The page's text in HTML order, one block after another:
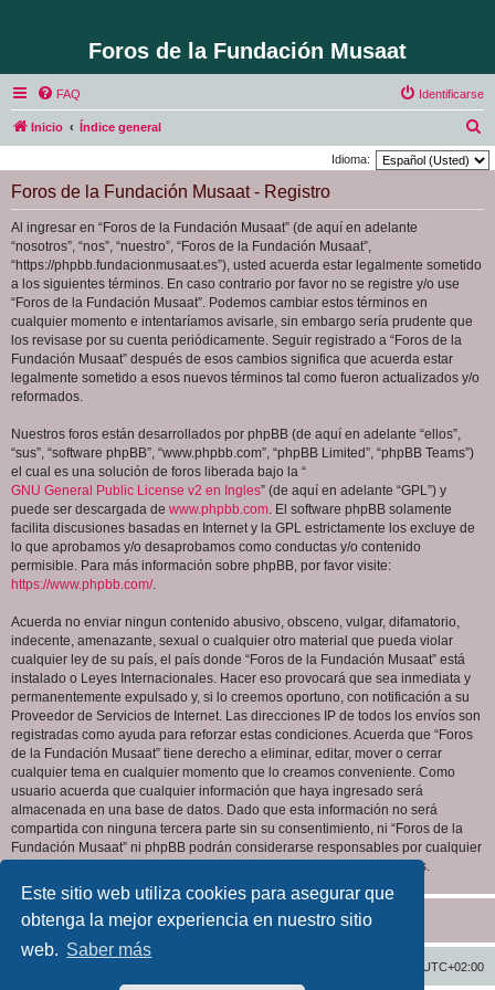
Este sitio web utiliza cookies para asegurar que
obtenga la mejor experiencia en nuestro sitio
web. Saber más
Foros de la Fundación Musaat
FAQ Identificarse
Inicio Índice general
u
Idioma:
Foros de la Fundación Musaat - Registro
Al ingresar en “Foros de la Fundación Musaat” (de aquí en adelante
“nosotros”, “nos”, “nuestro”, “Foros de la Fundación Musaat”,
“https://phpbb.fundacionmusaat.es”), usted acuerda estar legalmente sometido
a los siguientes términos. En caso contrario por favor no se registre y/o use
“Foros de la Fundación Musaat”. Podemos cambiar estos términos en
cualquier momento e intentaríamos avisarle, sin embargo sería prudente que
los revisase por su cuenta periódicamente. Seguir registrado a “Foros de la
Fundación Musaat” después de esos cambios significa que acuerda estar
legalmente sometido a esos nuevos términos tal como fueron actualizados y/o
reformados.
Nuestros foros están desarrollados por phpBB (de aquí en adelante “ellos”,
“sus”, “software phpBB”, “www.phpbb.com”, “phpBB Limited”, “phpBB Teams”)
el cual es una solución de foros liberada bajo la “
GNU General Public License v2 en Ingles” (de aquí en adelante “GPL”) y
puede ser descargada de www.phpbb.com. El software phpBB solamente
facilita discusiones basadas en Internet y la GPL estrictamente los excluye de
lo que aprobamos y/o desaprobamos como conductas y/o contenido
permisible. Para más información sobre phpBB, por favor visite:
https://www.phpbb.com/.
Acuerda no enviar ningun contenido abusivo, obsceno, vulgar, difamatorio,
indecente, amenazante, sexual o cualquier otro material que pueda violar
cualquier ley de su país, el país donde “Foros de la Fundación Musaat” está
instalado o Leyes Internacionales. Hacer eso provocará que sea inmediata y
permanentemente expulsado y, si lo creemos oportuno, con notificación a su
Proveedor de Servicios de Internet. Las direcciones IP de todos los envíos son
registradas como ayuda para reforzar estas condiciones. Acuerda que “Foros
de la Fundación Musaat” tiene derecho a eliminar, editar, mover o cerrar
cualquier tema en cualquier momento que lo creamos conveniente. Como
usuario acuerda que cualquier información que haya ingresado será
almacenada en una base de datos. Dado que esta información no será
compartida con ninguna tercera parte sin su consentimiento, ni “Foros de la
Fundación Musaat” ni phpBB podrán considerarse responsables por cualquier
intento de hacking que conlleve a que los datos sean comprometidos.
UTC+02:00